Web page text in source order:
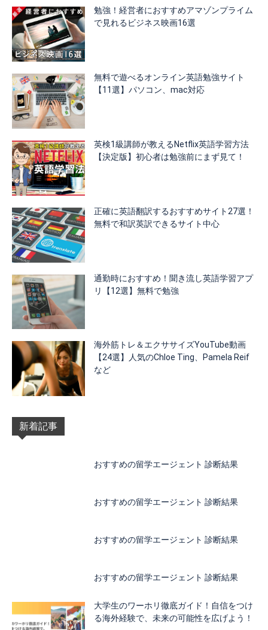
勉強！経営者におすすめアマゾンプライム
で見れるビジネス映画16選
無料で遊べるオンライン英語勉強サイト
【11選】パソコン、mac対応
英検1級講師が教えるNetflix英語学習方法
【決定版】初心者は勉強前にまず見て！
正確に英語翻訳するおすすめサイト27選！
無料で和訳英訳できるサイト中心
通勤時におすすめ！聞き流し英語学習アプ
リ【12選】無料で勉強
海外筋トレ＆エクササイズYouTube動画
【24選】人気のChloe Ting、Pamela Reif
など
新着記事
おすすめの留学エージェント 診断結果
おすすめの留学エージェント 診断結果
おすすめの留学エージェント 診断結果
おすすめの留学エージェント 診断結果
大学生のワーホリ徹底ガイド！自信をつけ
る海外経験で、未来の可能性を広げよう！